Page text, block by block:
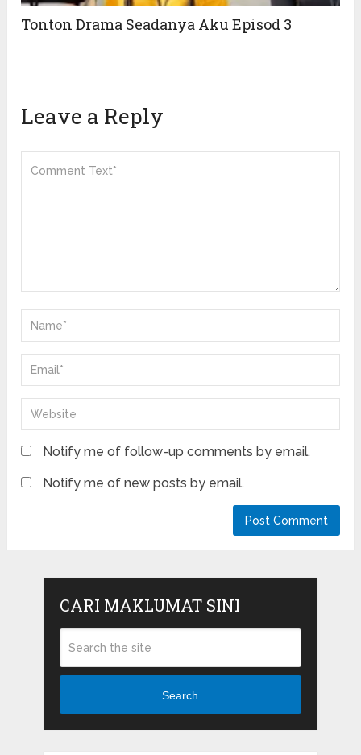
Tonton Drama Seadanya Aku Episod 3
Leave a Reply
Notify me of follow-up comments by email.
Notify me of new posts by email.
CARI MAKLUMAT SINI
Search